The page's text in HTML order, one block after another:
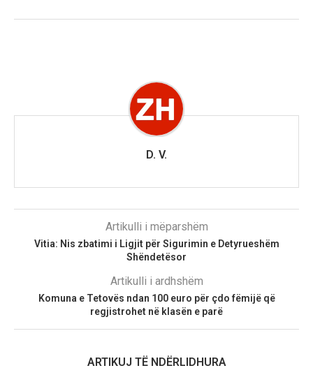
D. V.
Artikulli i mëparshëm
Vitia: Nis zbatimi i Ligjit për Sigurimin e Detyrueshëm
Shëndetësor
Artikulli i ardhshëm
Komuna e Tetovës ndan 100 euro për çdo fëmijë që
regjistrohet në klasën e parë
ARTIKUJ TË NDËRLIDHURA